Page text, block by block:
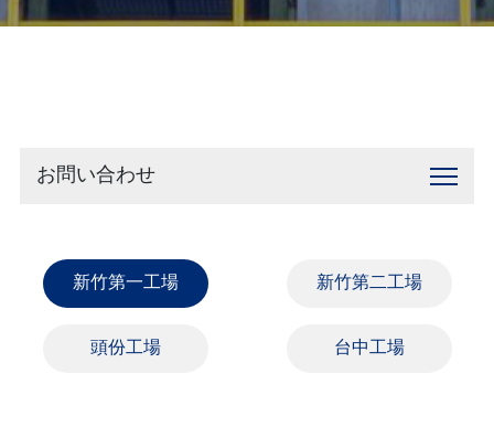
お問い合わせ
新竹第一工場 新竹第二工場
頭份工場 台中工場